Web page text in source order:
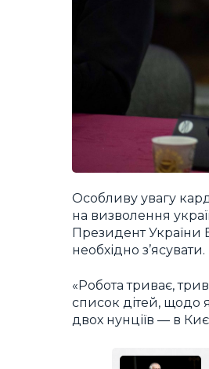
Особливу увагу
на визволення
Президент
необхідно з’ясувати.
«Робота триває,
список дітей, щодо
двох нунціїв — в